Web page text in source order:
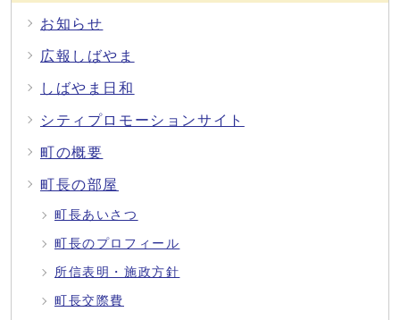
お知らせ
広報しばやま
しばやま日和
シティプロモーションサイト
町の概要
町長の部屋
町長あいさつ
町長のプロフィール
所信表明・施政方針
町長交際費